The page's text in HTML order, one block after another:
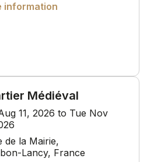
information
Médiéval
11, 2026 to Tue Nov
de la Mairie,
Lancy, France